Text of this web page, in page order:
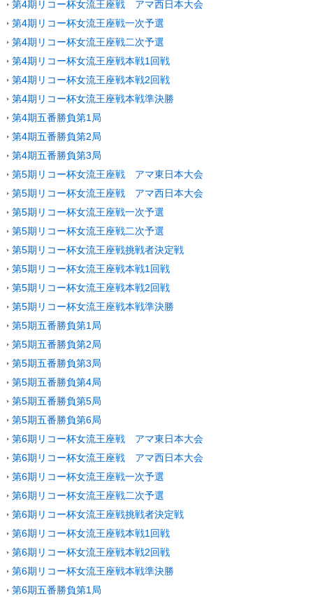
第4期リコー杯女流王座戦 アマ西日本大会
第4期リコー杯女流王座戦一次予選
第4期リコー杯女流王座戦二次予選
第4期リコー杯女流王座戦本戦1回戦
第4期リコー杯女流王座戦本戦2回戦
第4期リコー杯女流王座戦本戦準決勝
第4期五番勝負第1局
第4期五番勝負第2局
第4期五番勝負第3局
第5期リコー杯女流王座戦 アマ東日本大会
第5期リコー杯女流王座戦 アマ西日本大会
第5期リコー杯女流王座戦一次予選
第5期リコー杯女流王座戦二次予選
第5期リコー杯女流王座戦挑戦者決定戦
第5期リコー杯女流王座戦本戦1回戦
第5期リコー杯女流王座戦本戦2回戦
第5期リコー杯女流王座戦本戦準決勝
第5期五番勝負第1局
第5期五番勝負第2局
第5期五番勝負第3局
第5期五番勝負第4局
第5期五番勝負第5局
第5期五番勝負第6局
第6期リコー杯女流王座戦 アマ東日本大会
第6期リコー杯女流王座戦 アマ西日本大会
第6期リコー杯女流王座戦一次予選
第6期リコー杯女流王座戦二次予選
第6期リコー杯女流王座戦挑戦者決定戦
第6期リコー杯女流王座戦本戦1回戦
第6期リコー杯女流王座戦本戦2回戦
第6期リコー杯女流王座戦本戦準決勝
第6期五番勝負第1局